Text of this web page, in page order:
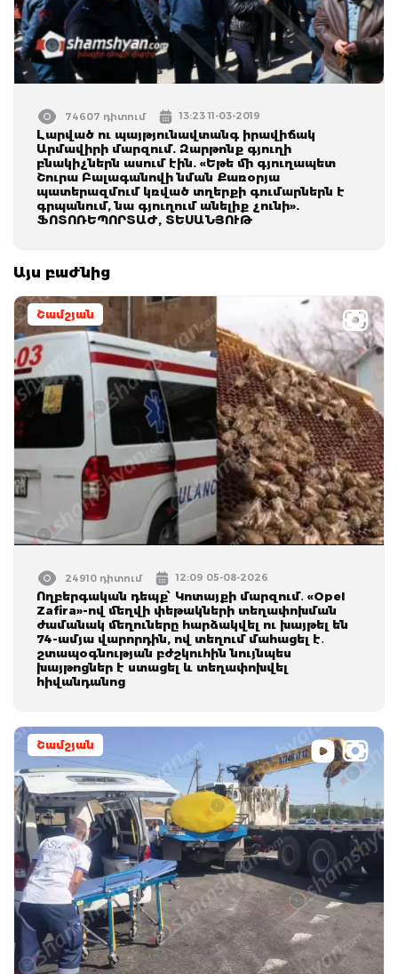
74607 դիտում 13:23 11-03-2019
Լարված ու պայթյունավտանգ իրավիճակ
Արմավիրի մարզում. Զարթոնք գյուղի
բնակիչներն ասում էին. «Եթե մի գյուղապետ
Շուրա Բալագանովի նման Քառօրյա
պատերազմում կռված տղերքի գումարներն է
գրպանում, նա գյուղում անելիք չունի».
ՖՈՏՈՌԵՊՈՐՏԱԺ, ՏԵՍԱՆՅՈՒԹ
Այս բաժնից
Շամշյան
24910 դիտում 12:09 05-08-2026
Ողբերգական դեպք՝ Կոտայքի մարզում․ «Opel
Zafira»-ով մեղվի փեթակների տեղափոխման
ժամանակ մեղուները հարձակվել ու խայթել են
74-ամյա վարորդին, ով տեղում մահացել է․
շտապօգնության բժշկուհին նույնպես
խայթոցներ է ստացել և տեղափոխվել
հիվանդանոց
Շամշյան